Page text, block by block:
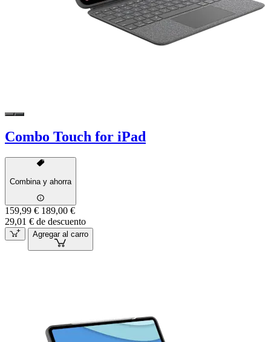
Combo Touch for iPad
Combina y ahorra
159,99 € 189,00 €
29,01 € de descuento
Agregar al carro